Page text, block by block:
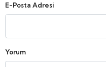
E-Posta Adresi
Yorum